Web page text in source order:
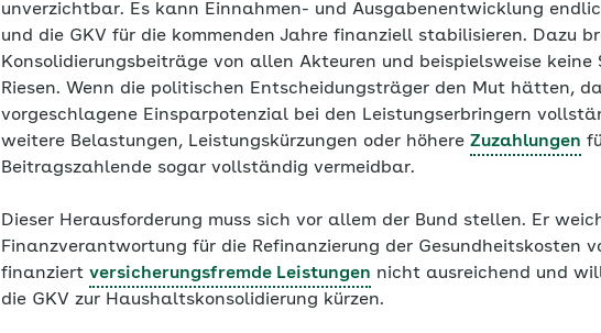
unverzichtbar. Es kann Einnahmen- und Ausgabenentwicklung
und die GKV für die kommenden Jahre finanziell stabilisieren. Dazu
Konsolidierungsbeiträge von allen Akteuren und beispielsweise
Riesen. Wenn die politischen Entscheidungsträger den Mut hätten,
vorgeschlagene Einsparpotenzial bei den Leistungserbringern
weitere Belastungen, Leistungskürzungen oder höhere Zuzahlungen
Beitragszahlende sogar vollständig vermeidbar.
Dieser Herausforderung muss sich vor allem der Bund stellen. Er
Finanzverantwortung für die Refinanzierung der Gesundheitskosten
finanziert versicherungsfremde Leistungen nicht ausreichend und
die GKV zur Haushaltskonsolidierung kürzen.